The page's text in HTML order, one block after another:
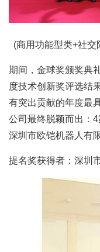
(商用功能型类+社
期间，金球奖颁奖典
度技术创新奖评选结
有突出贡献的年度最
公司最终脱颖而出：
深圳市欧铠机器人有
提名奖获得者：深圳